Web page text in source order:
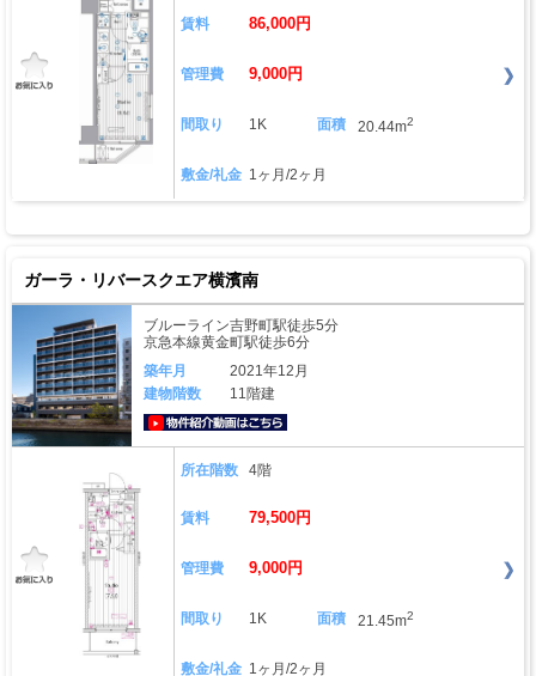
賃料 86,000円
管理費 9,000円
間取り 1K 面積 20.44m2
敷金/礼金 1ヶ月/2ヶ月
ガーラ・リバースクエア横濱南
ブルーライン吉野町駅徒歩5分
京急本線黄金町駅徒歩6分
築年月
2021年12月
建物階数
11階建
所在階数 4階
賃料 79,500円
管理費 9,000円
間取り 1K 面積 21.45m2
敷金/礼金 1ヶ月/2ヶ月